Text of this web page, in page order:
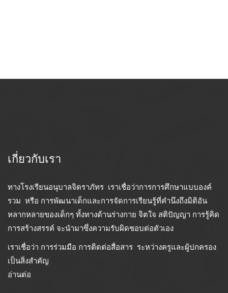
เกี่ยวกับเรา
ทางโรงเรียนอนุบาลจิตราภัทร เราเชื่อว่าการการศึกษาแบบองค์
รวม หรือ การพัฒนาเด็กและการจัดการเรียนรู้ที่คำนึงถึงมิติอัน
หลากหลายของเด็กๆ ทั้งทางด้านร่างกาย จิตใจ สติปัญญา การรู้คิด
การสร้างสรรค์ จะนำมาซึ่งความรับผิดชอบต่อตัวเอง
เราเชื่อว่า การร่วมมือ การติดต่อสื่อสาร ระหว่างครูและผู้ปกครอง
เป็นสิ่งสำคัญ
อ่านต่อ